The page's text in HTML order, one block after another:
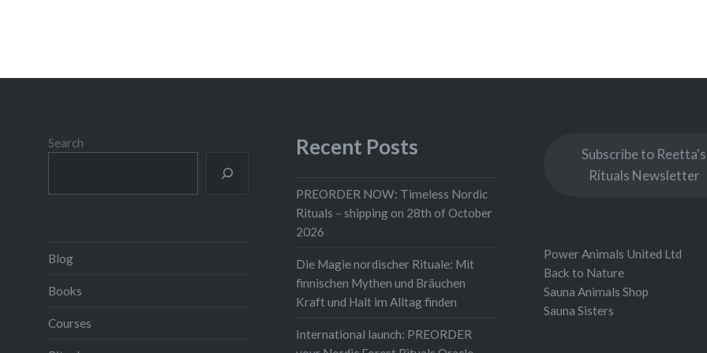
Search Recent Posts
PREORDER NOW: Timeless Nordic
Rituals – shipping on 28th of October
2026
Die Magie nordischer Rituale: Mit
finnischen Mythen und Bräuchen
Kraft und Halt im Alltag finden
International launch: PREORDER
Subscribe to Reetta's
Rituals Newsletter
Blog
Books
Courses
Power Animals United Ltd
Back to Nature
Sauna Animals Shop
Sauna Sisters